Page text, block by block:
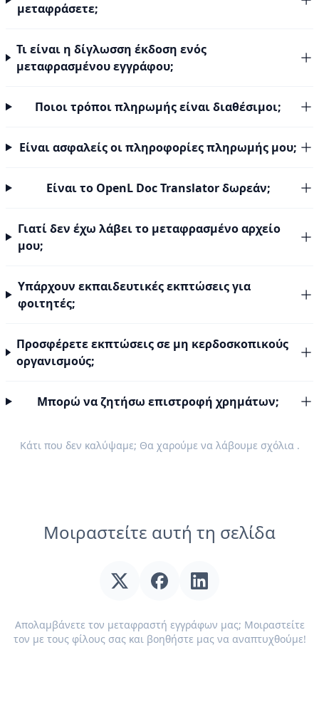
μεταφράσετε;
Τι είναι η δίγλωσση έκδοση ενός
μεταφρασμένου εγγράφου;
Ποιοι τρόποι πληρωμής είναι διαθέσιμοι;
Είναι ασφαλείς οι πληροφορίες πληρωμής μου;
Είναι το OpenL Doc Translator δωρεάν;
Γιατί δεν έχω λάβει το μεταφρασμένο αρχείο
μου;
Υπάρχουν εκπαιδευτικές εκπτώσεις για
φοιτητές;
Προσφέρετε εκπτώσεις σε μη κερδοσκοπικούς
οργανισμούς;
Μπορώ να ζητήσω επιστροφή χρημάτων;
Κάτι που δεν καλύψαμε; Θα χαρούμε να λάβουμε σχόλια.
Μοιραστείτε αυτή τη σελίδα
Απολαμβάνετε τον μεταφραστή εγγράφων μας; Μοιραστείτε
τον με τους φίλους σας και βοηθήστε μας να αναπτυχθούμε!